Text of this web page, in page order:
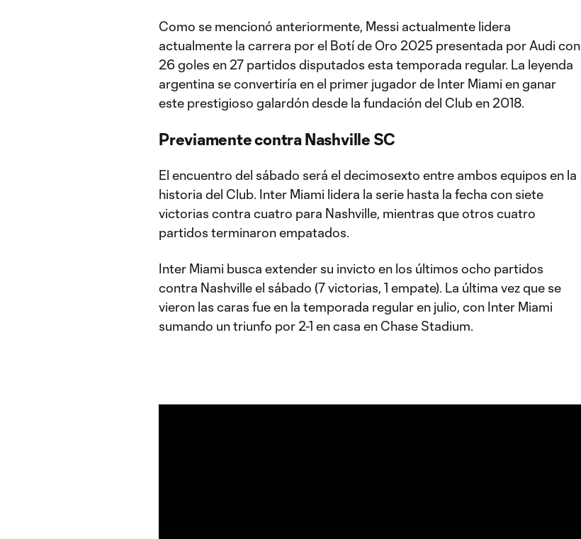
Como se mencionó anteriormente, Messi actualmente lidera
actualmente la carrera por el Botí de Oro 2025 presentada por Audi con
26 goles en 27 partidos disputados esta temporada regular. La leyenda
argentina se convertiría en el primer jugador de Inter Miami en ganar
este prestigioso galardón desde la fundación del Club en 2018.
Previamente contra Nashville SC
El encuentro del sábado será el decimosexto entre ambos equipos en la
historia del Club. Inter Miami lidera la serie hasta la fecha con siete
victorias contra cuatro para Nashville, mientras que otros cuatro
partidos terminaron empatados.
Inter Miami busca extender su invicto en los últimos ocho partidos
contra Nashville el sábado (7 victorias, 1 empate). La última vez que se
vieron las caras fue en la temporada regular en julio, con Inter Miami
sumando un triunfo por 2-1 en casa en Chase Stadium.